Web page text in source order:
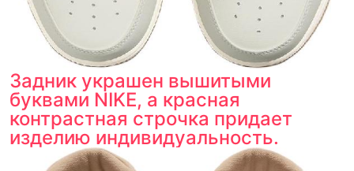
Задник украшен вышитыми
буквами NIKE, а красная
контрастная строчка придает
изделию индивидуальность.